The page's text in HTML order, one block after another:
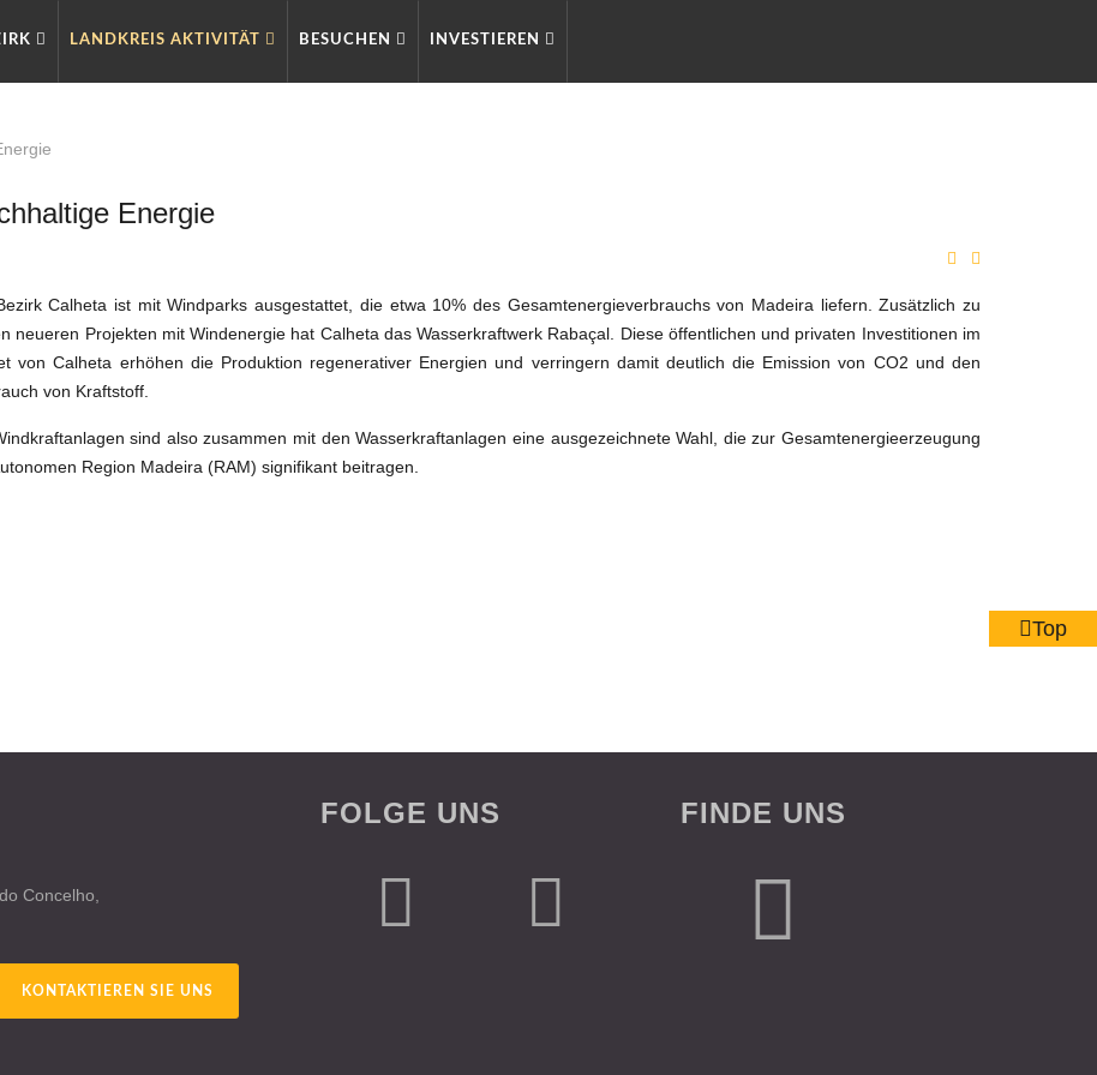
LANDKREIS AKTIVITÄT BESUCHEN INVESTIEREN
Energie
Calheta ist mit Windparks ausgestattet, die etwa 10% des Gesamtenergieverbrauchs von Madeira liefern. Zusätzlich zu
neueren Projekten mit Windenergie hat Calheta das Wasserkraftwerk Rabaçal. Diese öffentlichen und privaten Investitionen im
von Calheta erhöhen die Produktion regenerativer Energien und verringern damit deutlich die Emission von CO­2 und den
von Kraftstoff.
sind also zusammen mit den Wasserkraftanlagen eine ausgezeichnete Wahl, die zur Gesamtenergieerzeugung
Region Madeira (RAM) signifikant beitragen.
Concelho,
KONTAKTIEREN SIE UNS
FOLGE UNS FINDE UNS
Top